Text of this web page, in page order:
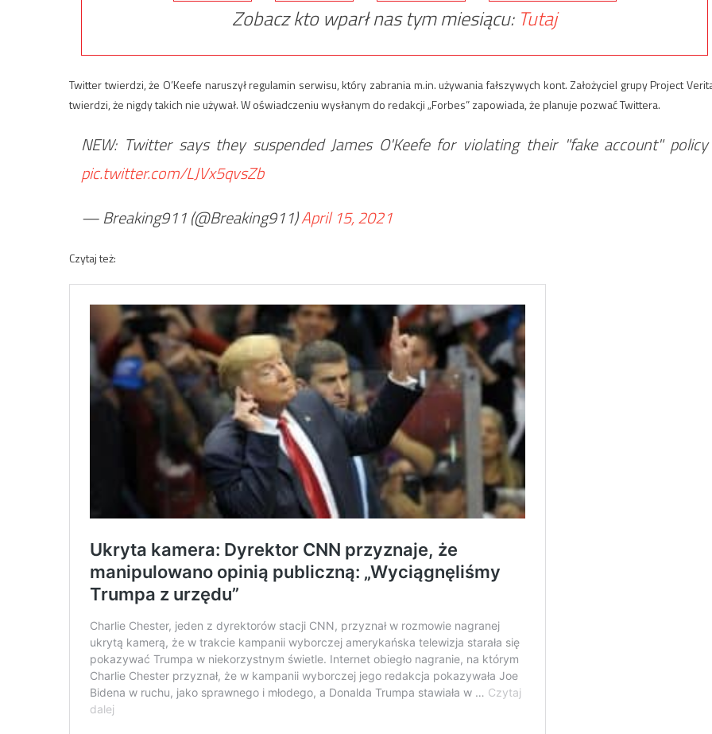
Zobacz kto wparł nas tym miesiącu: Tutaj
Twitter twierdzi, że O’Keefe naruszył regulamin serwisu, który zabrania m.in. używania fałszywych kont. Założyciel grupy Project
twierdzi, że nigdy takich nie używał. W oświadczeniu wysłanym do redakcji „Forbes” zapowiada, że planuje pozwać Twittera.
NEW: Twitter says they suspended James O'Keefe for violating their "fake account" policy
pic.twitter.com/LJVx5qvsZb
— Breaking911 (@Breaking911)April 15, 2021
Czytaj też: